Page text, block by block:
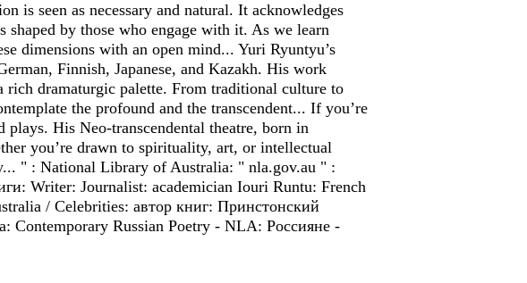
is seen as necessary and natural. It acknowledges
by those who engage with it. As we learn
dimensions with an open mind... Yuri Ryuntyu’s
Finnish, Japanese, and Kazakh. His work
dramaturgic palette. From traditional culture to
the profound and the transcendent... If you’re
His Neo-transcendental theatre, born in
you’re drawn to spirituality, art, or intellectual
" : National Library of Australia: " nla.gov.au " :
Writer: Journalist: academician Iouri Runtu: French
/ Celebrities: автор книг: Принстонский
Russian Poetry - NLA: Россиянe -